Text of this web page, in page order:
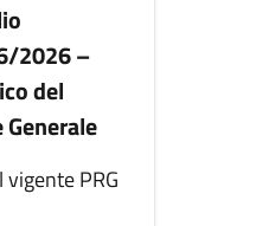
2026 –
del
PRG